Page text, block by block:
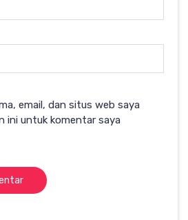
email, dan situs web saya
ini untuk komentar saya